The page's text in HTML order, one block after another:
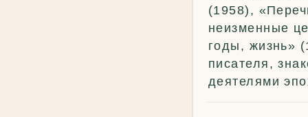
(1958),
неизменные
годы, жизнь»
писателя,
деятелями